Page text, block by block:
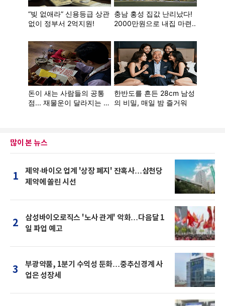
많이 본 뉴스
1
제약·바이오 업계 '상장 폐지' 잔혹사…삼천당
제약에 쏠린 시선
2
삼성바이오로직스 '노사 관계' 악화…다음달 1
일 파업 예고
3
부광약품, 1분기 수익성 둔화…중추신경계 사
업은 성장세